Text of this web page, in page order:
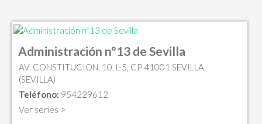
Administración nº13 de Sevilla
AV. CONSTITUCION, 10, L-5, CP 41001 SEVILLA
(SEVILLA)
Teléfono: 954229612
Ver series >